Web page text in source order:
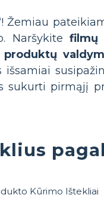
Žemiau
Naršykite filmų
sukurti pirmąjį